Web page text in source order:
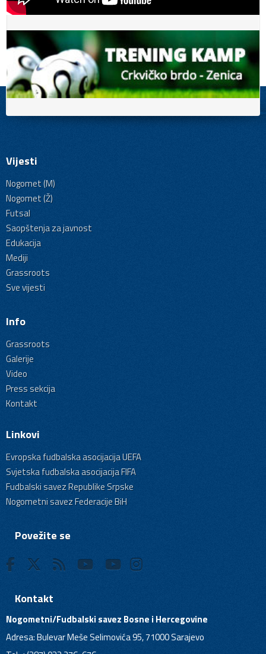
Vijesti
Nogomet (M)
Nogomet (Ž)
Futsal
Saopštenja za javnost
Edukacija
Mediji
Grassroots
Sve vijesti
Info
Grassroots
Galerije
Video
Press sekcija
Kontakt
Linkovi
Evropska fudbalska asocijacija UEFA
Svjetska fudbalska asocijacija FIFA
Fudbalski savez Republike Srpske
Nogometni savez Federacije BiH
Povežite se
Kontakt
Nogometni/Fudbalski savez Bosne i Hercegovine
Adresa: Bulevar Meše Selimovića 95, 71000 Sarajevo